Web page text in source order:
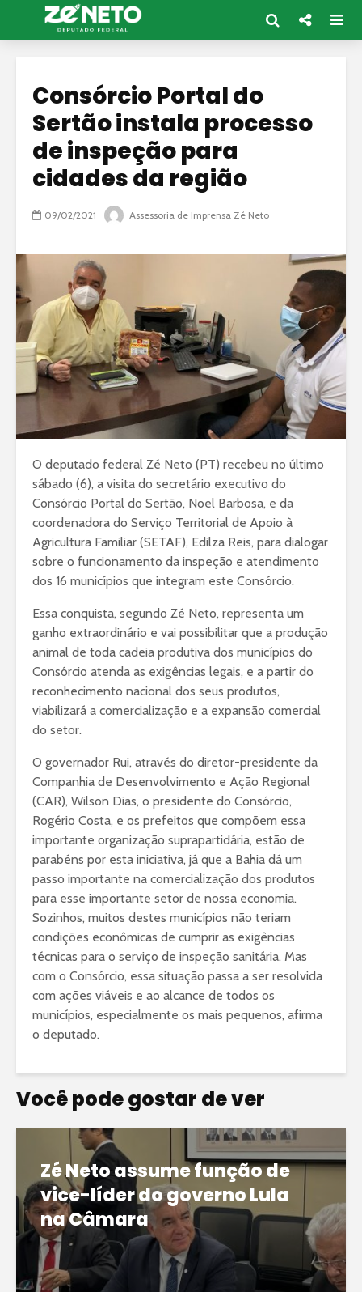
Consórcio Portal do
Sertão instala processo
de inspeção para
cidades da região
09/02/2021 Assessoria de Imprensa Zé Neto
O deputado federal Zé Neto (PT) recebeu no último
sábado (6), a visita do secretário executivo do
Consórcio Portal do Sertão, Noel Barbosa, e da
coordenadora do Serviço Territorial de Apoio à
Agricultura Familiar (SETAF), Edilza Reis, para dialogar
sobre o funcionamento da inspeção e atendimento
dos 16 municípios que integram este Consórcio.
Essa conquista, segundo Zé Neto, representa um
ganho extraordinário e vai possibilitar que a produção
animal de toda cadeia produtiva dos municípios do
Consórcio atenda as exigências legais, e a partir do
reconhecimento nacional dos seus produtos,
viabilizará a comercialização e a expansão comercial
do setor.
O governador Rui, através do diretor-presidente da
Companhia de Desenvolvimento e Ação Regional
(CAR), Wilson Dias, o presidente do Consórcio,
Rogério Costa, e os prefeitos que compõem essa
importante organização suprapartidária, estão de
parabéns por esta iniciativa, já que a Bahia dá um
passo importante na comercialização dos produtos
para esse importante setor de nossa economia.
Sozinhos, muitos destes municípios não teriam
condições econômicas de cumprir as exigências
técnicas para o serviço de inspeção sanitária. Mas
com o Consórcio, essa situação passa a ser resolvida
com ações viáveis e ao alcance de todos os
municípios, especialmente os mais pequenos, afirma
o deputado.
Você pode gostar de ver
Zé Neto assume função de
vice-líder do governo Lula
na Câmara